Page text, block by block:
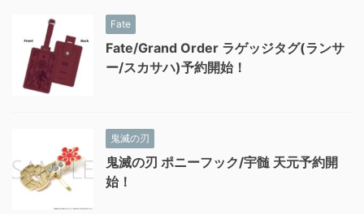
Fate
Fate/Grand Order ラゲッジタグ(ランサ
ー/スカサハ)予約開始！
鬼滅の刃
鬼滅の刃 ポニーフック/宇髄 天元予約開
始！